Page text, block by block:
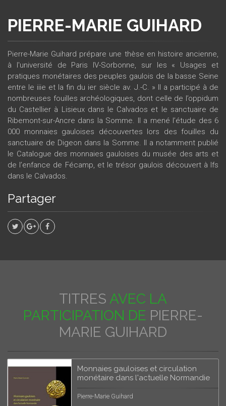
PIERRE-MARIE GUIHARD
Pierre-Marie Guihard prépare une thèse en histoire ancienne,
à l'université de Paris IV-Sorbonne, sur les « Usages et
pratiques monétaires des peuples gaulois de la basse Seine
entre le iiie et la fin du ier siècle av. J.-C. » Il a participé à de
nombreuses fouilles archéologiques, dont celle de l’oppidum
du Castellier à Lisieux dans le Calvados et le sanctuaire de
Ribemont-sur-Ancre dans la Somme. Il a mené l’étude des 6
000 monnaies gauloises découvertes lors des fouilles du
sanctuaire de Digeon dans la Somme. Il a notamment publié
le Catalogue des monnaies gauloises du musée des arts et
de l’enfance de Fécamp, et le trésor gaulois découvert à Ifs
dans le Calvados.
Partager
TITRES AVEC LA
PARTICIPATION DE PIERRE-
MARIE GUIHARD
Monnaies gauloises et circulation
monétaire dans l'actuelle Normandie
Pierre-Marie Guihard